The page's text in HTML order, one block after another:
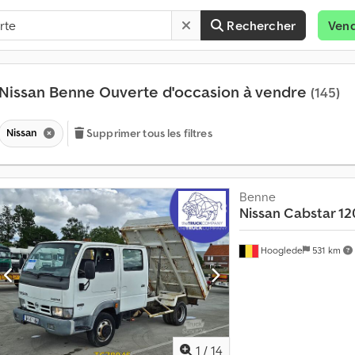
Rechercher
Nissan Benne Ouverte d'occasion à vendre (145)
Nissan Supprimer tous les filtres
1 / 14
Hooglede 531 km
Benne
Nissan Cabstar
l